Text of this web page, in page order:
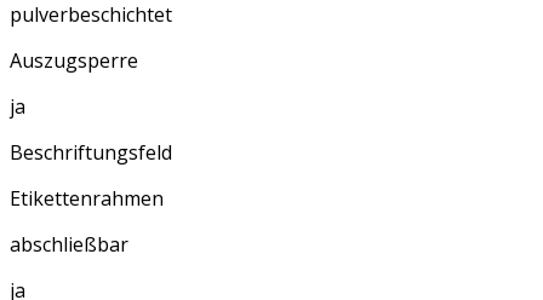
pulverbeschichtet
Auszugsperre
ja
Beschriftungsfeld
Etikettenrahmen
abschließbar
ja